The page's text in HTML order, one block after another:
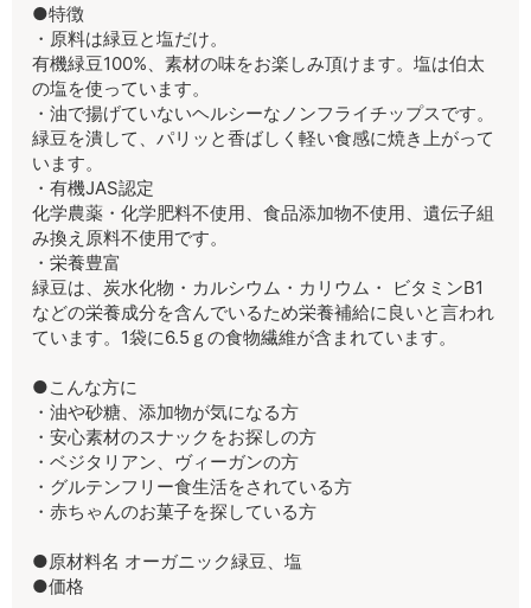
●特徴
・原料は緑豆と塩だけ。
有機緑豆100%、素材の味をお楽しみ頂けます。塩は伯太
の塩を使っています。
・油で揚げていないヘルシーなノンフライチップスです。
緑豆を潰して、パリッと香ばしく軽い食感に焼き上がって
います。
・有機JAS認定
化学農薬・化学肥料不使用、食品添加物不使用、遺伝子組
み換え原料不使用です。
・栄養豊富
緑豆は、炭水化物・カルシウム・カリウム・ ビタミンB1
などの栄養成分を含んでいるため栄養補給に良いと言われ
ています。1袋に6.5ｇの食物繊維が含まれています。
●こんな方に
・油や砂糖、添加物が気になる方
・安心素材のスナックをお探しの方
・ベジタリアン、ヴィーガンの方
・グルテンフリー食生活をされている方
・赤ちゃんのお菓子を探している方
●原材料名 オーガニック緑豆、塩
●価格